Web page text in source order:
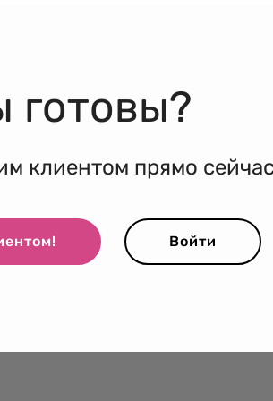
готовы?
клиентом прямо
Войти